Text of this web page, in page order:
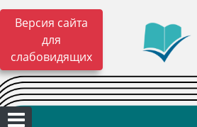
Версия сайта
для
слабовидящих